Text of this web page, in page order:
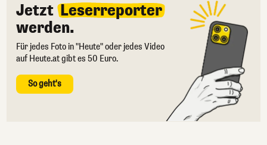
Jetzt Leserreporter
werden.
Für jedes Foto in "Heute" oder jedes Video
auf Heute.at gibt es 50 Euro.
So geht's